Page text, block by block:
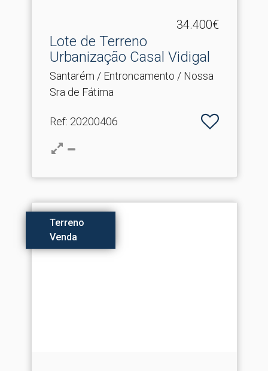
34.400€
Lote de Terreno
Urbanização Casal Vidigal
Santarém / Entroncamento / Nossa
Sra de Fátima
Ref: 20200406
Terreno
Venda